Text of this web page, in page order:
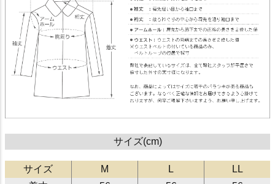
サイズ(cm)
サイズ M L
LL